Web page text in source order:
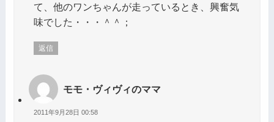
て、他のワンちゃんが走っているとき、興奮気
味でした・・・＾＾；
返信
モモ・ヴィヴィのママ
2011年9月28日 00:58